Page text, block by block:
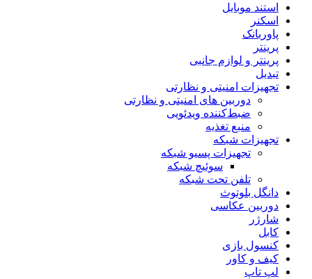
استند موبایل
اسکنر
پاوربانک
پرینتر
پرینتر و لوازم جانبی
تبدیل
تجهیزات امنیتی و نظارتی
دوربین های امنیتی و نظارتی
ضبط‌کننده ویدئویی
منبع تغذیه
تجهیزات شبکه
تجهیزات پسیو شبکه
سوئیچ‌ شبکه
تلفن تحت شبکه
دانگل بلوتوث
دوربین عکاسی
شارژر
کابل
کنسول بازی
کیف و کاور
لپ تاپ